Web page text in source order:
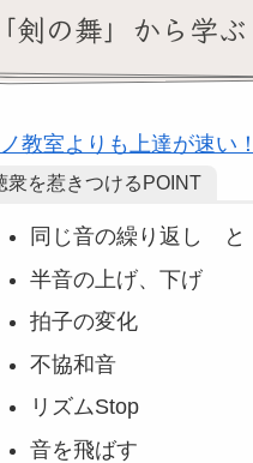
「剣の舞」から学
教室よりも上達が速い
衆を惹きつけるPOINT
同じ音の繰り返し
半音の上げ、下げ
拍子の変化
不協和音
リズムStop
音を飛ばす